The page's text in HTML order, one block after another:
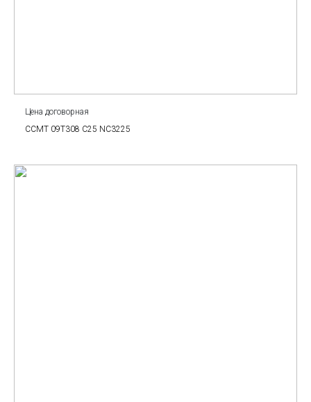
Цена договорная
CCMT 09T308 C25 NC3225